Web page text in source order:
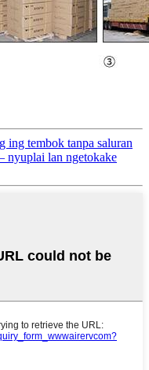
ing tembok tanpa saluran
nyuplai lan ngetokake